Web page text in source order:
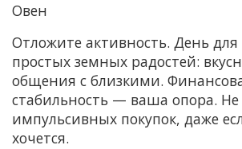
Овен
Отложите активность. День
простых земных радостей:
общения с близкими.
стабильность — ваша опора.
импульсивных покупок, даже
хочется.